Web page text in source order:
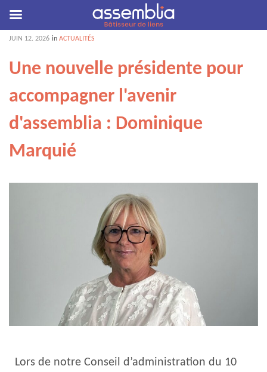
JUIN 12. 2026 inACTUALITÉS
Une nouvelle présidente pour
accompagner l'avenir
d'assemblia : Dominique
Marquié
Lors de notre Conseil d’administration du 10